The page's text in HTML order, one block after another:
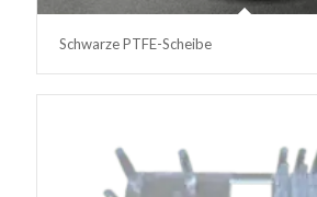
Schwarze PTFE-Scheibe